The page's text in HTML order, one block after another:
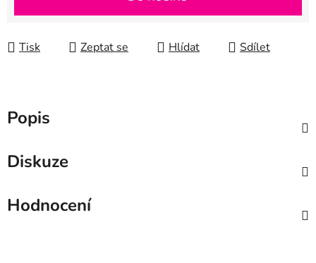
Tisk Zeptat se Hlídat Sdílet
Popis
Diskuze
Hodnocení